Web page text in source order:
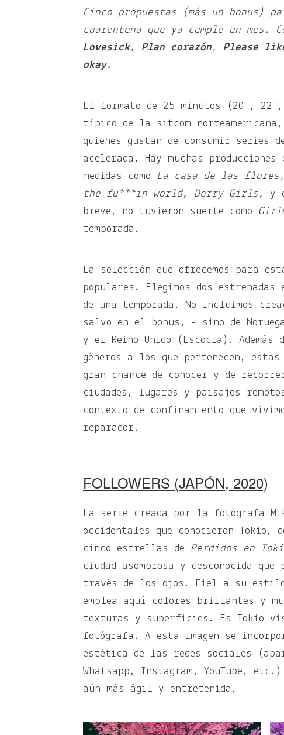
Cinco propuestas (más un bonus)
cuarentena que ya cumple un mes.
Lovesick, Plan corazón, Please
okay.
El formato de 25 minutos (20',
típico de la sitcom
quienes gustan de consumir series
acelerada. Hay muchas
medidas como La casa de las flores,
the fu***in world, Derry Girls, y
breve, no tuvieron suerte como
temporada.
La selección que ofrecemos para
populares. Elegimos dos
de una temporada. No incluimos
salvo en el bonus, - sino de
y el Reino Unido (Escocia).
géneros a los que pertenecen, estas
gran chance de conocer y de
ciudades, lugares y paisajes
contexto de confinamiento que
reparador.
FOLLOWERS (JAPÓN, 2020)
La serie creada por la fotógrafa
occidentales que conocieron
cinco estrellas de Perdidos en
ciudad asombrosa y desconocida
través de los ojos. Fiel a su
emplea aquí colores brillantes y
texturas y superficies. Es Tokio
fotógrafa. A esta imagen se
estética de las redes sociales
Whatsapp, Instagram, YouTube,
aún más ágil y entretenida.